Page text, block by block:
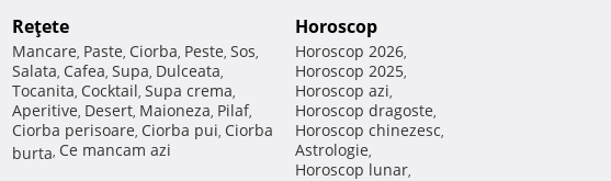
Reţete
Mancare, Paste, Ciorba, Peste, Sos,
Salata, Cafea, Supa, Dulceata,
Tocanita, Cocktail, Supa crema,
Aperitive, Desert, Maioneza, Pilaf,
Ciorba perisoare, Ciorba pui, Ciorba
burta, Ce mancam azi
Horoscop
Horoscop 2026,
Horoscop 2025,
Horoscop azi,
Horoscop dragoste,
Horoscop chinezesc,
Astrologie,
Horoscop lunar,